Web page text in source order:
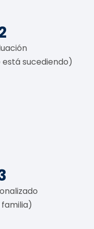
sucediendo)